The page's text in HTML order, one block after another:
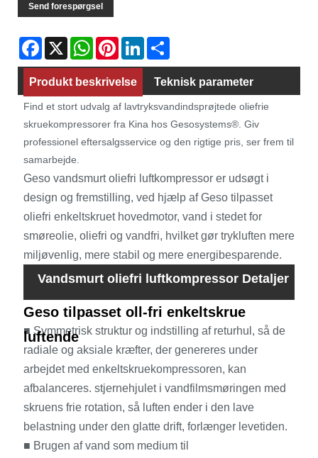
Send forespørgsel
Facebook
X WhatsAppPinterestLinkedIn
Produkt beskrivelse Teknisk parameter
Produktbillede Video
Find et stort udvalg af lavtryksvandindsprøjtede oliefrie
skruekompressorer fra Kina hos Gesosystems®. Giv
professionel eftersalgsservice og den rigtige pris, ser frem til
samarbejde.
Geso vandsmurt oliefri luftkompressor er udsøgt i
design og fremstilling, ved hjælp af Geso tilpasset
oliefri enkeltskruet hovedmotor, vand i stedet for
smøreolie, oliefri og vandfri, hvilket gør trykluften mere
miljøvenlig, mere stabil og mere energibesparende.
Vandsmurt oliefri luftkompressor Detaljer
Geso tilpasset oll-fri enkeltskrue
luftende
■ Symmetrisk struktur og indstilling af returhul, så de
radiale og aksiale kræfter, der genereres under
arbejdet med enkeltskruekompressoren, kan
afbalanceres. stjernehjulet i vandfilmsmøringen med
skruens frie rotation, så luften ender i den lave
belastning under den glatte drift, forlænger levetiden.
■ Brugen af ​​vand som medium til